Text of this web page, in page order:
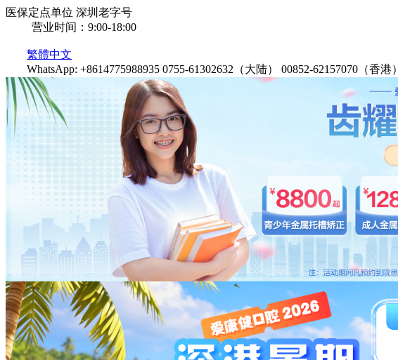
医保定点单位 深圳老字号
营业时间：9:00-18:00
繁體中文
WhatsApp: +8614775988935 0755-61302632（大陆） 00852-62157070（香港）